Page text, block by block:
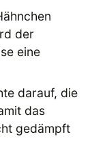
der
eine
darauf, die
das
gedämpft